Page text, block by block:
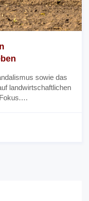
sowie das
landwirtschaftlichen